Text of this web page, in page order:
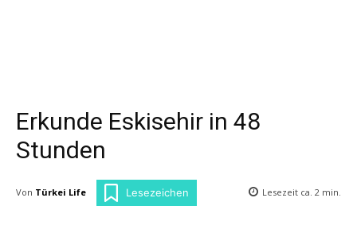
Erkunde Eskisehir in 48
Stunden
Von Türkei Life Lesezeichen Lesezeit ca. 2 min.